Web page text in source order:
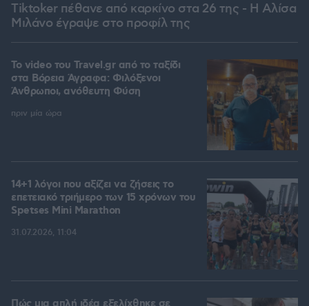
Tiktoker πέθανε από καρκίνο στα 26 της - Η Αλίσα
Μιλάνο έγραψε στο προφίλ της
To video του Travel.gr από το ταξίδι
στα Βόρεια Άγραφα: Φιλόξενοι
Άνθρωποι, ανόθευτη Φύση
πριν μία ώρα
14+1 λόγοι που αξίζει να ζήσεις το
επετειακό τριήμερο των 15 χρόνων του
Spetses Mini Marathon
31.07.2026, 11:04